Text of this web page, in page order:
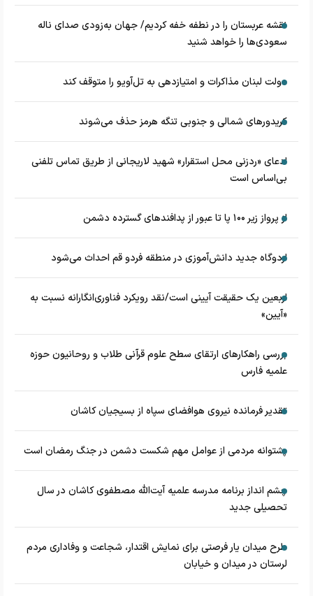
نقشه عربستان را در نطفه خفه کردیم/ جهان به‌زودی صدای ناله
سعودی‌ها را خواهد شنید
دولت لبنان مذاکرات و امتیازدهی به تل‌آویو را متوقف کند
کریدورهای شمالی و جنوبی تنگه هرمز حذف می‌شوند
ادعای «ردزنی محل استقرار» شهید لاریجانی از طریق تماس تلفنی
بی‌اساس است
از پرواز زیر ۱۰۰ پا تا عبور از پدافند‌های گسترده دشمن
اردوگاه جدید دانش‌آموزی در منطقه فردو قم احداث می‌شود
اربعین یک حقیقت آیینی است/نقد رویکرد فناوری‌انگارانه نسبت به
«آیین»
بررسی راهکارهای ارتقای سطح علوم قرآنی طلاب و روحانیون حوزه
علمیه فارس
تقدیر فرمانده نیروی هوافضای سپاه از بسیجیان کاشان
پشتوانه مردمی از عوامل مهم شکست دشمن در جنگ رمضان است
چشم‌ انداز برنامه مدرسه علمیه آیت‌الله مصطفوی کاشان در سال
تحصیلی جدید
طرح میدان یار فرصتی برای نمایش اقتدار، شجاعت و وفاداری مردم
لرستان در میدان و خیابان